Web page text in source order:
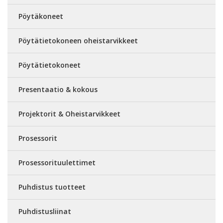
Pöytäkoneet
Pöytätietokoneen oheistarvikkeet
Pöytätietokoneet
Presentaatio & kokous
Projektorit & Oheistarvikkeet
Prosessorit
Prosessorituulettimet
Puhdistus tuotteet
Puhdistusliinat